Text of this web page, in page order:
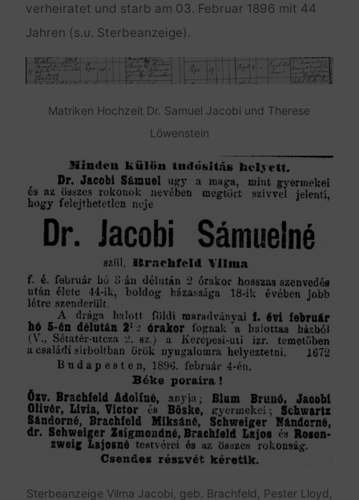
verheiratet und starb am 03. Februar 1896 mit 44
Jahren (s.u. Sterbeanzeige).
Matriken Hochzeit Dr. Samuel Jacobi und Therese
Löwenstein
Sterbeanzeige Vilma Jacobi, geb. Brachfeld, Pester Lloyd,